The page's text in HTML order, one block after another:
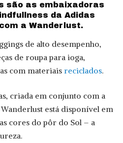
são as embaixadoras
da Adidas
a Wanderlust.
de alto desempenho,
de roupa para ioga,
com materiais reciclados.
criada em conjunto com a
Wanderlust está disponível em
cores do pôr do Sol – a